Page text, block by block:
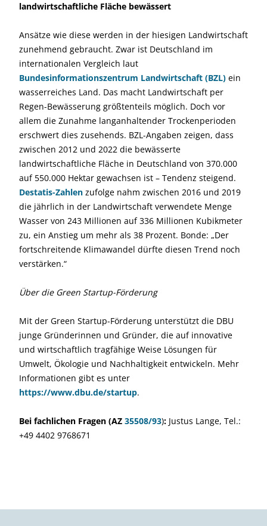
landwirtschaftliche Fläche bewässert
Ansätze wie diese werden in der hiesigen Landwirtschaft
zunehmend gebraucht. Zwar ist Deutschland im
internationalen Vergleich laut
Bundesinformationszentrum Landwirtschaft (BZL) ein
wasserreiches Land. Das macht Landwirtschaft per
Regen-Bewässerung größtenteils möglich. Doch vor
allem die Zunahme langanhaltender Trockenperioden
erschwert dies zusehends. BZL-Angaben zeigen, dass
zwischen 2012 und 2022 die bewässerte
landwirtschaftliche Fläche in Deutschland von 370.000
auf 550.000 Hektar gewachsen ist – Tendenz steigend.
Destatis-Zahlen zufolge nahm zwischen 2016 und 2019
die jährlich in der Landwirtschaft verwendete Menge
Wasser von 243 Millionen auf 336 Millionen Kubikmeter
zu, ein Anstieg um mehr als 38 Prozent. Bonde: „Der
fortschreitende Klimawandel dürfte diesen Trend noch
verstärken.“
Über die Green Startup-Förderung
Mit der Green Startup-Förderung unterstützt die DBU
junge Gründerinnen und Gründer, die auf innovative
und wirtschaftlich tragfähige Weise Lösungen für
Umwelt, Ökologie und Nachhaltigkeit entwickeln. Mehr
Informationen gibt es unter
https://www.dbu.de/startup.
Bei fachlichen Fragen (AZ 35508/93): Justus Lange, Tel.:
+49 4402 9768671